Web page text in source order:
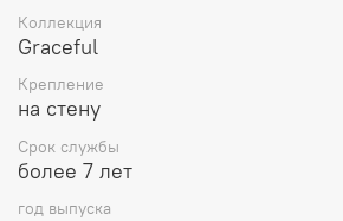
радовать вас своим
Изысканный дизайн: Этот
дизайном, который гармонично
любой стиль ванной комнаты.
изысканности и роскоши
Практичность и удобство:
RP-80004 очень удобно и
Коллекция
Graceful
Крепление
на стену
Срок службы
более 7 лет
год выпуска